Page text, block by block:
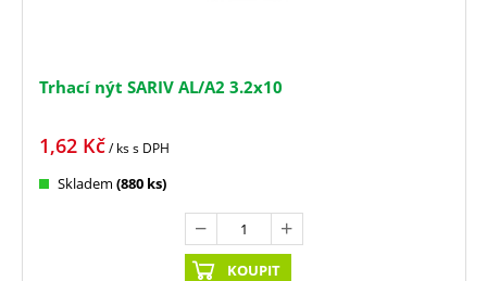
Trhací nýt SARIV AL/A2 3.2x10
1,62 Kč/ kss DPH
Skladem (880 ks)
KOUPIT